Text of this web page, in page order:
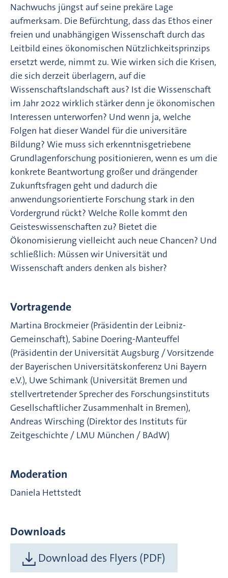
Nachwuchs jüngst auf seine prekäre Lage
aufmerksam. Die Befürchtung, dass das Ethos einer
freien und unabhängigen Wissenschaft durch das
Leitbild eines ökonomischen Nützlichkeitsprinzips
ersetzt werde, nimmt zu. Wie wirken sich die Krisen,
die sich derzeit überlagern, auf die
Wissenschaftslandschaft aus? Ist die Wissenschaft
im Jahr 2022 wirklich stärker denn je ökonomischen
Interessen unterworfen? Und wenn ja, welche
Folgen hat dieser Wandel für die universitäre
Bildung? Wie muss sich erkenntnisgetriebene
Grundlagenforschung positionieren, wenn es um die
konkrete Beantwortung großer und drängender
Zukunftsfragen geht und dadurch die
anwendungsorientierte Forschung stark in den
Vordergrund rückt? Welche Rolle kommt den
Geisteswissenschaften zu? Bietet die
Ökonomisierung vielleicht auch neue Chancen? Und
schließlich: Müssen wir Universität und
Wissenschaft anders denken als bisher?
Vortragende
Martina Brockmeier (Präsidentin der Leibniz-
Gemeinschaft), Sabine Doering-Manteuffel
(Präsidentin der Universität Augsburg / Vorsitzende
der Bayerischen Universitätskonferenz Uni Bayern
e.V.), Uwe Schimank (Universität Bremen und
stellvertretender Sprecher des Forschungsinstituts
Gesellschaftlicher Zusammenhalt in Bremen),
Andreas Wirsching (Direktor des Instituts für
Zeitgeschichte / LMU München / BAdW)
Moderation
Daniela Hettstedt
Downloads
Download des Flyers (PDF)